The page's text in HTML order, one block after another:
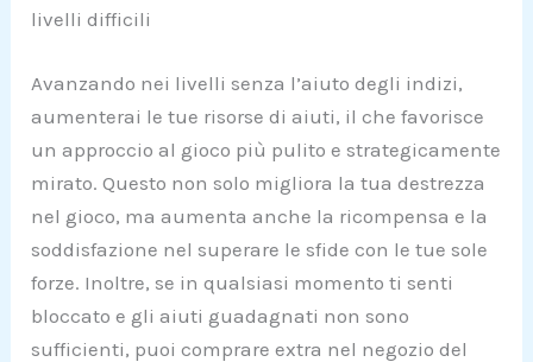
livelli difficili
Avanzando nei livelli senza l’aiuto degli indizi,
aumenterai le tue risorse di aiuti, il che favorisce
un approccio al gioco più pulito e strategicamente
mirato. Questo non solo migliora la tua destrezza
nel gioco, ma aumenta anche la ricompensa e la
soddisfazione nel superare le sfide con le tue sole
forze. Inoltre, se in qualsiasi momento ti senti
bloccato e gli aiuti guadagnati non sono
sufficienti, puoi comprare extra nel negozio del